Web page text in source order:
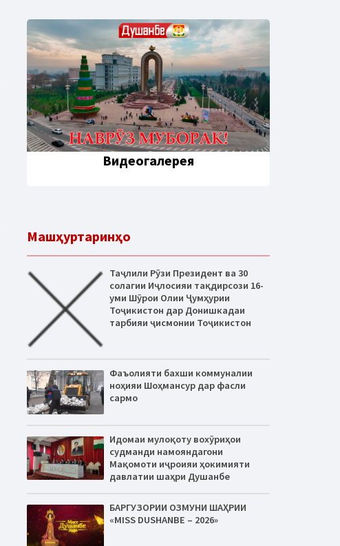
Видеогалерея
Машҳуртаринҳо
Таҷлили Рӯзи Президент ва 30
солагии Иҷлосияи тақдирсози 16-
уми Шӯрои Олии Ҷумҳурии
Тоҷикистон дар Донишкадаи
тарбияи ҷисмонии Тоҷикистон
Фаъолияти бахши коммуналии
ноҳияи Шоҳмансур дар фасли
сармо
Идомаи мулоқоту вохӯриҳои
судманди намояндагони
Мақомоти иҷроияи ҳокимияти
давлатии шаҳри Душанбе
БАРГУЗОРИИ ОЗМУНИ ШАҲРИИ
«MISS DUSHANBE – 2026»